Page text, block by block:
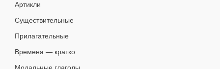
Артикли
Существительные
Прилагательные
Времена — кратко